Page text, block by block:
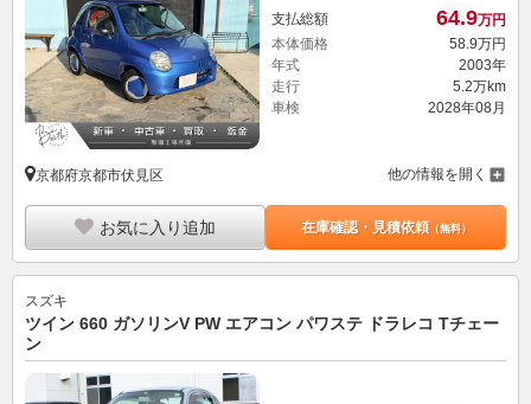
支払総額 64.9万円
本体価格
58. 9万円
年式
2003年
走行
5.2万km
車検
2028年08月
京都府京都市伏見区 他の情報を開く
お気に入り追加 在庫確認・見積依頼（無料）
スズキ
ツイン 660 ガソリンV PW エアコン パワステ ドラレコ Tチェー
ン